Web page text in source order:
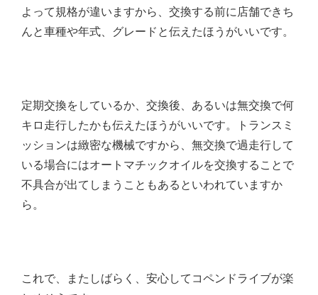
よって規格が違いますから、交換する前に店舗できち
んと車種や年式、グレードと伝えたほうがいいです。
定期交換をしているか、交換後、あるいは無交換で何
キロ走行したかも伝えたほうがいいです。トランスミ
ッションは緻密な機械ですから、無交換で過走行して
いる場合にはオートマチックオイルを交換することで
不具合が出てしまうこともあるといわれていますか
ら。
これで、またしばらく、安心してコペンドライブが楽